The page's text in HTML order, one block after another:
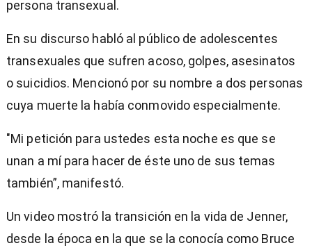
persona transexual.
En su discurso habló al público de adolescentes
transexuales que sufren acoso, golpes, asesinatos
o suicidios. Mencionó por su nombre a dos personas
cuya muerte la había conmovido especialmente.
"Mi petición para ustedes esta noche es que se
unan a mí para hacer de éste uno de sus temas
también”, manifestó.
Un video mostró la transición en la vida de Jenner,
desde la época en la que se la conocía como Bruce